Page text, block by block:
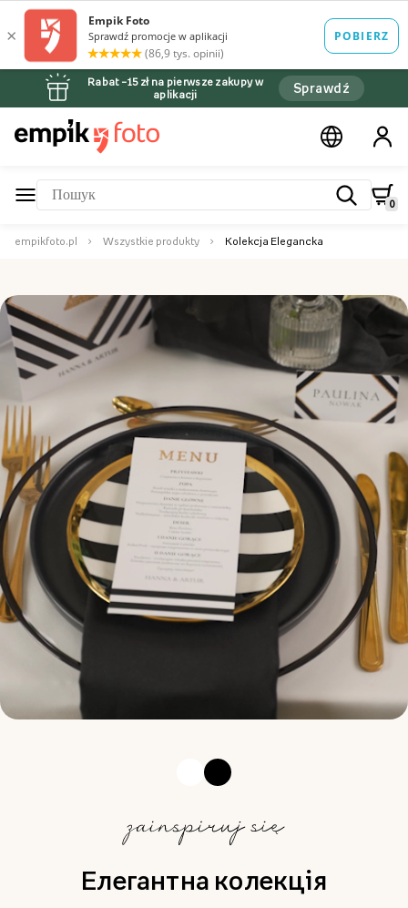
Rabat –15 zł na pierwsze zakupy w
aplikacji
Sprawdź
0
empikfoto.pl Wszystkie produkty Kolekcja Elegancka
Елегантна колекція